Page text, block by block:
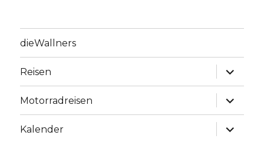
dieWallners
Reisen
Motorradreisen
Kalender